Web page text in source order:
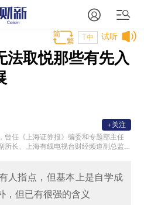
试听
T中
法取悦那些有先入
曾任《上海证券报》编委和专题部主任
所长、上海有线电视台财经频道副总监
+关注
人指点，但基本上是自学成
，但已有很强的含义